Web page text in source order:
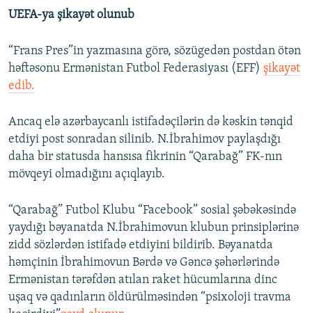
UEFA-ya şikayət olunub
“Frans Pres”in yazmasına görə, sözügedən postdan ötən
həftəsonu Ermənistan Futbol Federasiyası (EFF) şikayət
edib.
Ancaq elə azərbaycanlı istifadəçilərin də kəskin tənqid
etdiyi post sonradan silinib. N.İbrahimov paylaşdığı
daha bir statusda hansısa fikrinin “Qarabağ” FK-nın
mövqeyi olmadığını açıqlayıb.
“Qarabağ” Futbol Klubu “Facebook” sosial şəbəkəsində
yaydığı bəyanatda N.İbrahimovun klubun prinsiplərinə
zidd sözlərdən istifadə etdiyini bildirib. Bəyanatda
həmçinin İbrahimovun Bərdə və Gəncə şəhərlərində
Ermənistan tərəfdən atılan raket hücumlarına dinc
uşaq və qadınların öldürülməsindən “psixoloji travma